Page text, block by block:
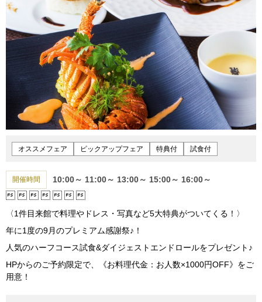
オススメフェア ピックアップフェア 特典付 試食付
開催時間 10:00～ 11:00～ 13:00～ 15:00～ 16:00～
〈1件目来館で料理やドレス・写真など5大特典がついてくる！〉
年に1度の9月のプレミアム感謝祭♪！
人気のハーフコース試食&ダイジェストエンドロールをプレゼント♪
HPからのご予約限定で、《お料理代金：お人数×1000円OFF》をご
用意！